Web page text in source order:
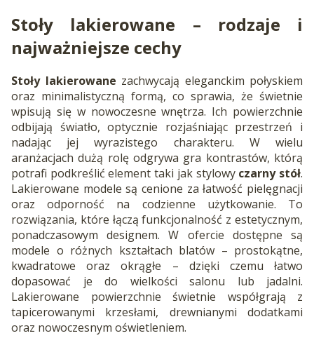
Stoły lakierowane – rodzaje i
najważniejsze cechy
Stoły lakierowane zachwycają eleganckim połyskiem
oraz minimalistyczną formą, co sprawia, że świetnie
wpisują się w nowoczesne wnętrza. Ich powierzchnie
odbijają światło, optycznie rozjaśniając przestrzeń i
nadając jej wyrazistego charakteru. W wielu
aranżacjach dużą rolę odgrywa gra kontrastów, którą
potrafi podkreślić element taki jak stylowy czarny stół.
Lakierowane modele są cenione za łatwość pielęgnacji
oraz odporność na codzienne użytkowanie. To
rozwiązania, które łączą funkcjonalność z estetycznym,
ponadczasowym designem. W ofercie dostępne są
modele o różnych kształtach blatów – prostokątne,
kwadratowe oraz okrągłe – dzięki czemu łatwo
dopasować je do wielkości salonu lub jadalni.
Lakierowane powierzchnie świetnie współgrają z
tapicerowanymi krzesłami, drewnianymi dodatkami
oraz nowoczesnym oświetleniem.